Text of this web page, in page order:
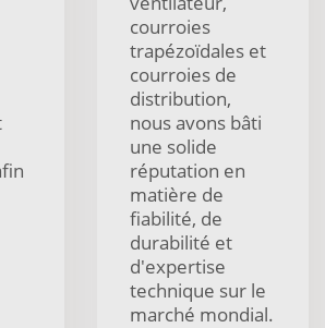
courroies
trapézoïdales et
courroies de
distribution,
nous avons bâti
une solide
réputation en
matière de
fiabilité, de
durabilité et
d'expertise
technique sur le
marché mondial.